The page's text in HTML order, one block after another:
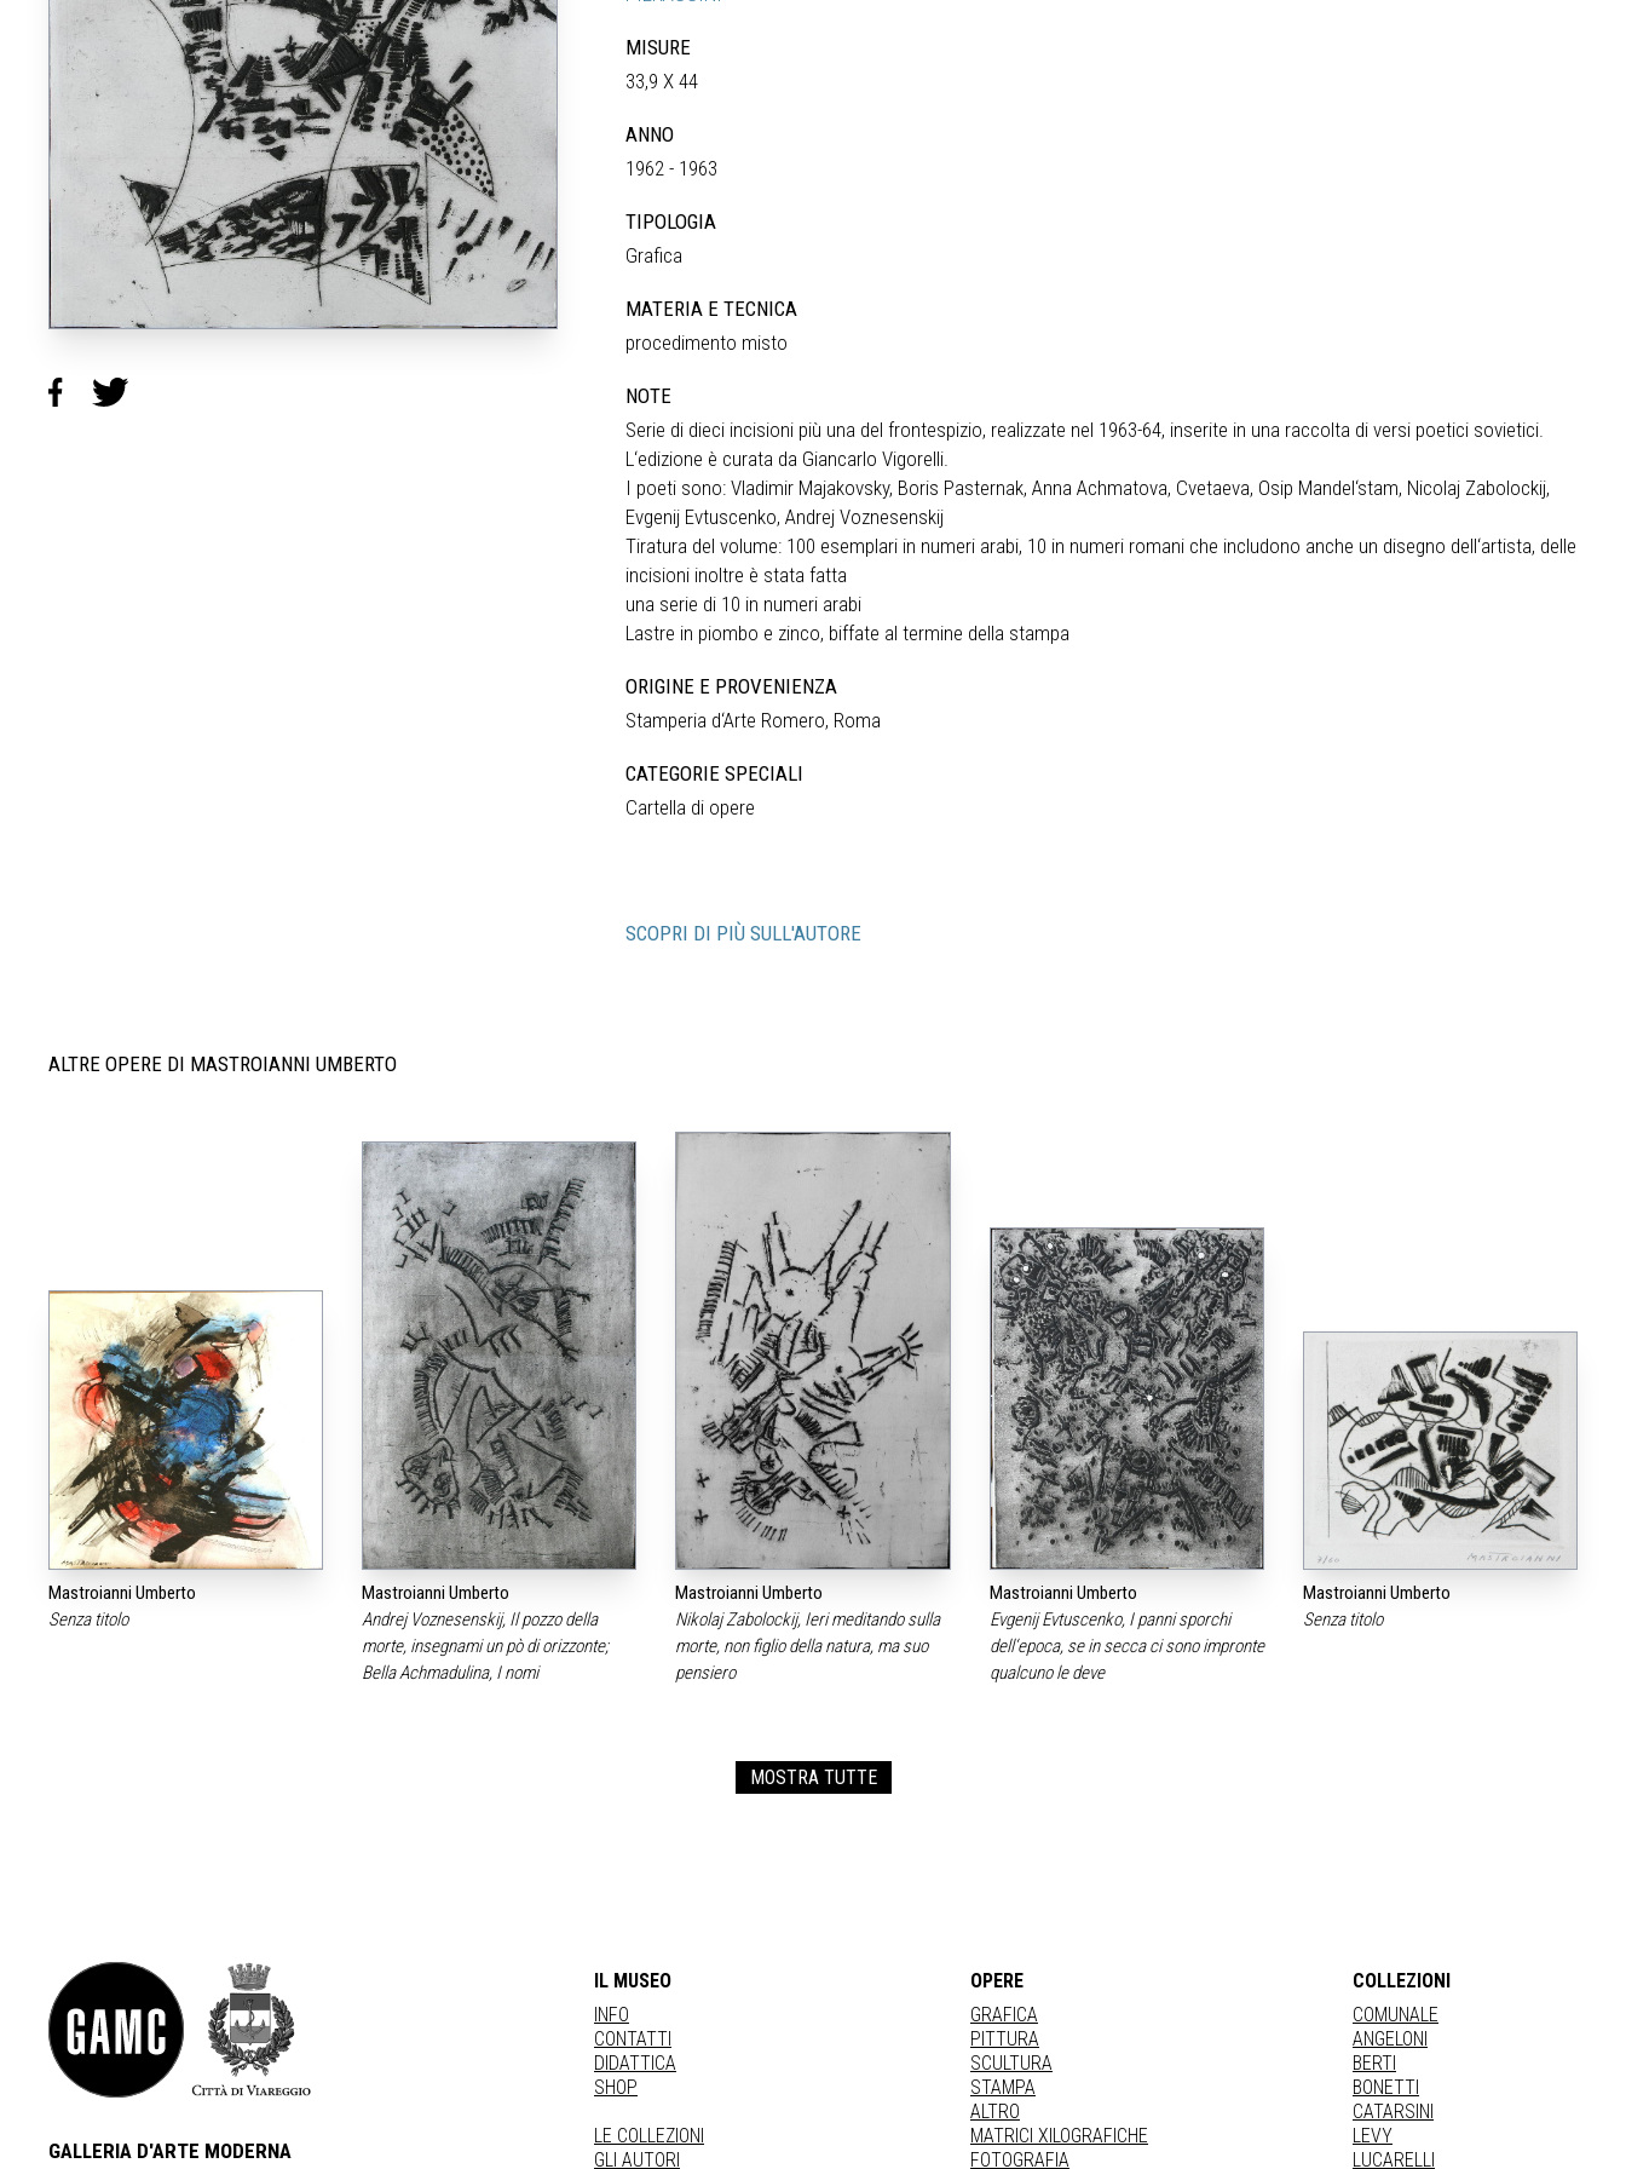
MISURE
33,9 X 44
ANNO
1962 - 1963
TIPOLOGIA
Grafica
MATERIA E TECNICA
procedimento misto
NOTE
Serie di dieci incisioni più una del frontespizio, realizzate nel 1963-64, inserite in una raccolta di versi poetici sovietici.
L‘edizione è curata da Giancarlo Vigorelli.
I poeti sono: Vladimir Majakovsky, Boris Pasternak, Anna Achmatova, Cvetaeva, Osip Mandel‘stam, Nicolaj Zabolockij,
Evgenij Evtuscenko, Andrej Voznesenskij
Tiratura del volume: 100 esemplari in numeri arabi, 10 in numeri romani che includono anche un disegno dell‘artista, delle
incisioni inoltre è stata fatta
una serie di 10 in numeri arabi
Lastre in piombo e zinco, biffate al termine della stampa
ORIGINE E PROVENIENZA
Stamperia d‘Arte Romero, Roma
CATEGORIE SPECIALI
Cartella di opere
SCOPRI DI PIÙ SULL'AUTORE
ALTRE OPERE DI MASTROIANNI UMBERTO
Mastroianni Umberto
Senza titolo
Mastroianni Umberto
Andrej Voznesenskij, Il pozzo della
morte, insegnami un pò di orizzonte;
Bella Achmadulina, I nomi
Mastroianni Umberto
Nikolaj Zabolockij, Ieri meditando sulla
morte, non figlio della natura, ma suo
pensiero
Mastroianni Umberto
Evgenij Evtuscenko, I panni sporchi
dell‘epoca, se in secca ci sono impronte
qualcuno le deve
Mastroianni Umberto
Senza titolo
MOSTRA TUTTE
GALLERIA D'ARTE MODERNA
IL MUSEO
INFO
CONTATTI
DIDATTICA
SHOP
LE COLLEZIONI
GLI AUTORI
OPERE
GRAFICA
PITTURA
SCULTURA
STAMPA
ALTRO
MATRICI XILOGRAFICHE
FOTOGRAFIA
COLLEZIONI
COMUNALE
ANGELONI
BERTI
BONETTI
CATARSINI
LEVY
LUCARELLI